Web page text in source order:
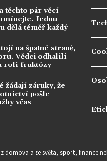
těchto pár věcí
Jednu
dělá téměř každý
na špatné straně,
Vědci odhalili
roli fruktózy
žádají záruky, že
pošle
včas
z domova a ze světa, sport, finance